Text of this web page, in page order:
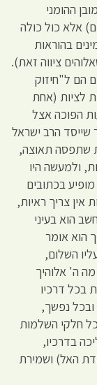
ההומני
אלא כול כולה
בהוראות
ציווה זאת).
הם ל"חיזוק
לציות (אחת
הפוכה אצל
שייסד הרב ישראל
שתפסה תאוצה,
ולמעשה היו
בכתובים
צריך ראיות,
הוא בעיני
הוא אומר
השלום,
ישראל מה ה' אלוהיך
בכל דרכיו
נפשך,
חלקי השלמות
בדרכיו,
האל) ושמירת